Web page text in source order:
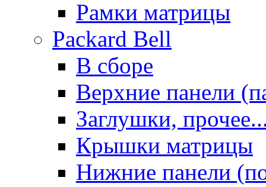
Рамки матрицы
Packard Bell
В сборе
Верхние панели
Заглушки,
Крышки матрицы
Нижние панели